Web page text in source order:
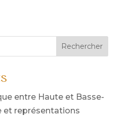
Rechercher
entre Haute et Basse-
et représentations